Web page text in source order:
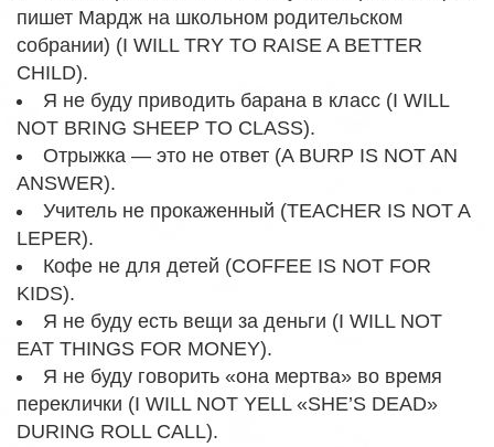
пишет Мардж на школьном родительском
собрании) (I WILL TRY TO RAISE A BETTER
CHILD).
Я не буду приводить барана в класс (I WILL
NOT BRING SHEEP TO CLASS).
Отрыжка — это не ответ (A BURP IS NOT AN
ANSWER).
Учитель не прокаженный (TEACHER IS NOT A
LEPER).
Кофе не для детей (COFFEE IS NOT FOR
KIDS).
Я не буду есть вещи за деньги (I WILL NOT
EAT THINGS FOR MONEY).
Я не буду говорить «она мертва» во время
переклички (I WILL NOT YELL «SHE’S DEAD»
DURING ROLL CALL).